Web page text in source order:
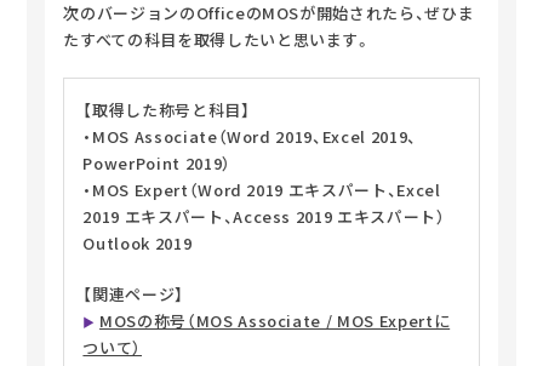
次のバージョンのOfficeのMOSが開始されたら、ぜひま
たすべての科目を取得したいと思います。
【取得した称号と科目】
・MOS Associate（Word 2019、Excel 2019、
PowerPoint 2019）
・MOS Expert（Word 2019 エキスパート、Excel
2019 エキスパート、Access 2019 エキスパート）
Outlook 2019
【関連ページ】
MOSの称号（MOS Associate / MOS Expertに
ついて）